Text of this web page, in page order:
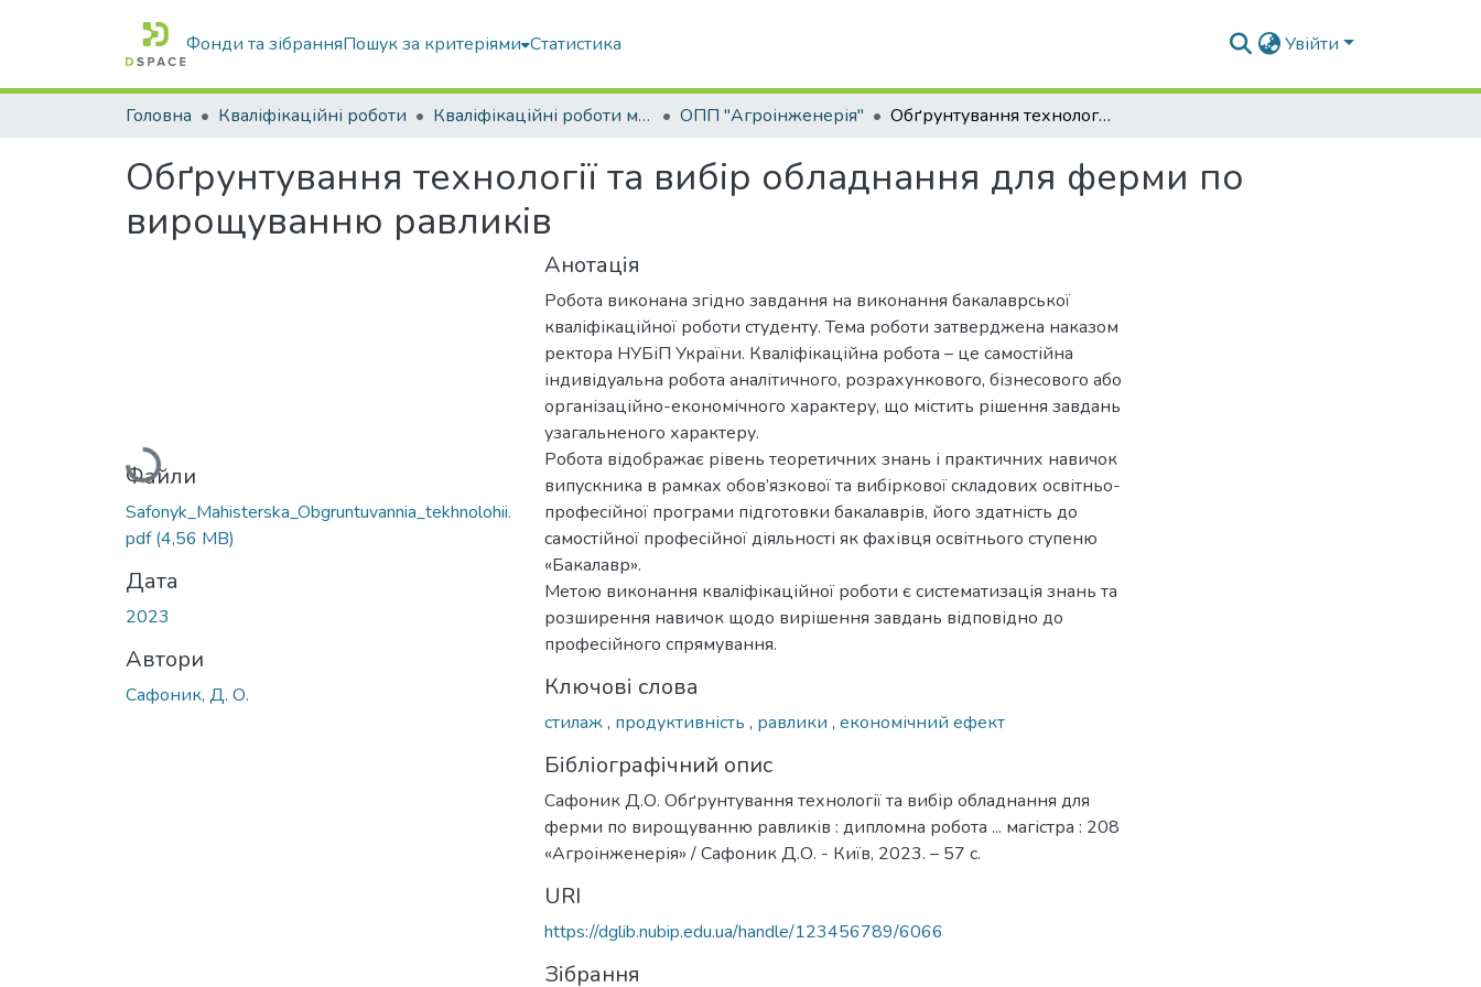
Фонди та зібранняПошук за критеріями Статистика Увійти
Головна Кваліфікаційні роботи Кваліфікаційні роботи магістрів ОПП "Агроінженерія" Обґрунтування технології та вибір обладнання для ферми по вирощуванню равликів
Обґрунтування технології та вибір обладнання для ферми по
вирощуванню равликів
Вантажиться...
Файли
Safonyk_Mahisterska_Obgruntuvannia_tekhnolohii.
pdf(4,56 MB)
Дата
2023
Автори
Сафоник, Д. О.
Анотація
Робота виконана згідно завдання на виконання бакалаврської
кваліфікаційної роботи студенту. Тема роботи затверджена наказом
ректора НУБіП України. Кваліфікаційна робота – це самостійна
індивідуальна робота аналітичного, розрахункового, бізнесового або
організаційно-економічного характеру, що містить рішення завдань
узагальненого характеру.
Робота відображає рівень теоретичних знань і практичних навичок
випускника в рамках обов’язкової та вибіркової складових освітньо-
професійної програми підготовки бакалаврів, його здатність до
самостійної професійної діяльності як фахівця освітнього ступеню
«Бакалавр».
Метою виконання кваліфікаційної роботи є систематизація знань та
розширення навичок щодо вирішення завдань відповідно до
професійного спрямування.
Ключові слова
стилаж, продуктивність , равлики , економічний ефект
Бібліографічний опис
Сафоник Д.О. Обґрунтування технології та вибір обладнання для
ферми по вирощуванню равликів : дипломна робота ... магістра : 208
«Агроінженерія» / Сафоник Д.О. - Київ, 2023. – 57 с.
URI
https://dglib.nubip.edu.ua/handle/123456789/6066
Зібрання